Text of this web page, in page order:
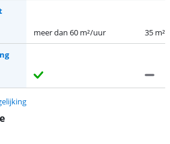
meer dan 60 m²/uur 35